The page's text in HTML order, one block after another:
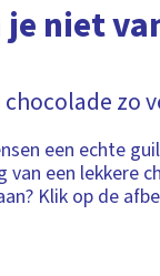
niet
zo
een echte
een lekkere
Klik op de